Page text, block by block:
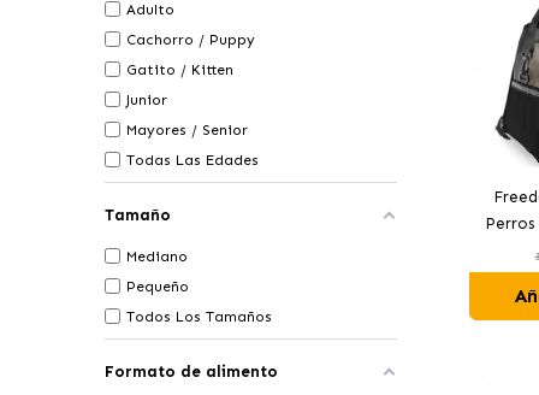
Adulto
Cachorro / Puppy
Gatito / Kitten
Junior
Mayores / Senior
Todas Las Edades
Tamaño
Mediano
Pequeño
Todos Los Tamaños
Formato de alimento